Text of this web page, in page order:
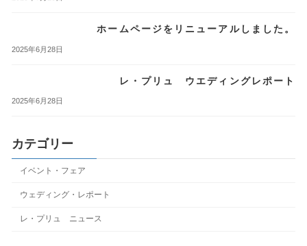
ホームページをリニューアルしました。
2025年6月28日
レ・プリュ ウエディングレポート
2025年6月28日
カテゴリー
イベント・フェア
ウェディング・レポート
レ・プリュ ニュース